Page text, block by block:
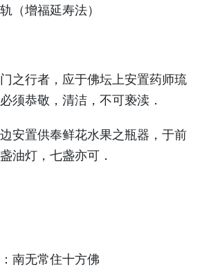
（增福延寿法）
之行者，应于佛坛上安置药师琉
须恭敬，清洁，不可亵渎．
安置供奉鲜花水果之瓶器，于前
油灯，七盏亦可．
南无常住十方佛